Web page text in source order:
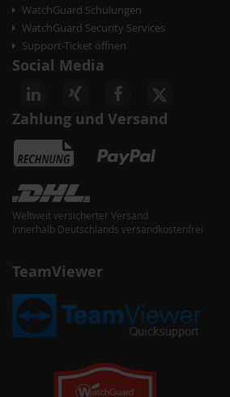
WatchGuard Schulungen
WatchGuard Security Services
Support-Ticket öffnen
Social Media
Zahlung und Versand
Weltweit versicherter Versand
Innerhalb Deutschlands versandkostenfrei
TeamViewer